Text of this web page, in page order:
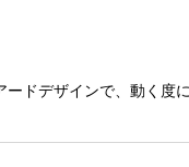
ドデザインで、動く度